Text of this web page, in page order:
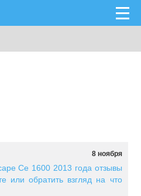
8 ноября
Ce 1600 2013 года отзывы
или обратить взгляд на что